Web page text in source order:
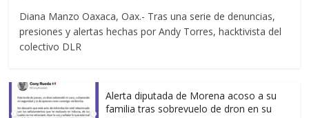
Diana Manzo Oaxaca, Oax.- Tras una serie de denuncias,
presiones y alertas hechas por Andy Torres, hacktivista del
colectivo DLR
Alerta diputada de Morena acoso a su
familia tras sobrevuelo de dron en su